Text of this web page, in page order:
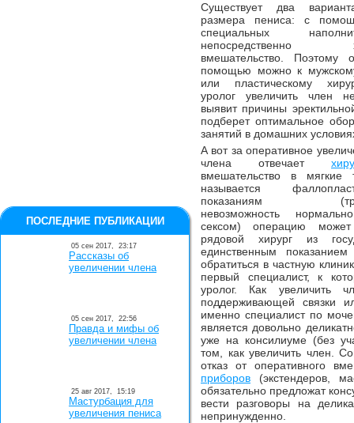
Существует два
размера пениса: с
специальных
непосредственно
вмешательство. Поэтому
помощью можно к
или пластическому
уролог увеличить член
выявит причины
подберет оптимальное
занятий в домашних
А вот за оперативное
члена отвечает
вмешательство в мягкие
называется
показаниям
невозможность
сексом) операцию
рядовой хирург из
единственным
обратиться в частную
первый специалист, к
уролог. Как увеличить
поддерживающей связки
именно специалист по
является довольно
уже на консилиуме (без
том, как увеличить член.
отказ от оперативного
приборов (экстендеров,
обязательно предложат
вести разговоры на
непринужденно.
ПОСЛЕДНИЕ ПУБЛИКАЦИИ
05 сен 2017, 23:17
Рассказы об
увеличении члена
05 сен 2017, 22:56
Правда и мифы об
увеличении члена
25 авг 2017, 15:19
Мастурбация для
увеличения пениса